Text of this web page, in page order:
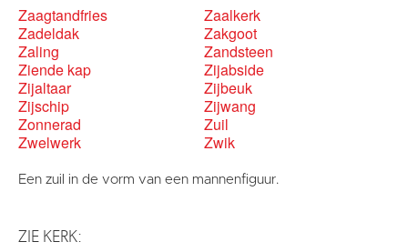
Zaagtandfries
Zaalkerk
Zadeldak
Zakgoot
Zaling
Zandsteen
Ziende kap
Zijabside
Zijaltaar
Zijbeuk
Zijschip
Zijwang
Zonnerad
Zuil
Zwelwerk
Zwik
Een zuil in de vorm van een mannenfiguur.
ZIE KERK: